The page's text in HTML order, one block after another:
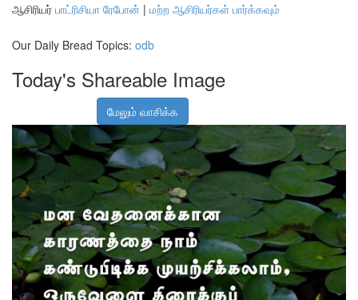
ஆசிரியர் பாட்ரிசியா ரேபோன் | மற்ற ஆசிரியர்கள் பார்க்கவும்
Our Daily Bread Topics: odb
Today's Shareable Image
மேலும் வாசிக்க